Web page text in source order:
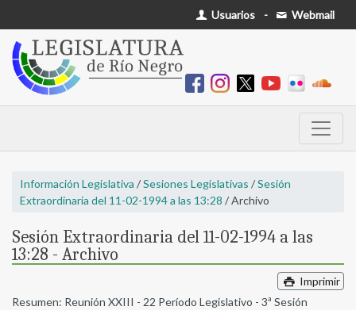
Usuarios - Webmail
Información Legislativa /Sesiones Legislativas /Sesión
Extraordinaria del 11-02-1994 a las 13:28 / Archivo
Sesión Extraordinaria del 11-02-1994 a las
13:28 - Archivo
Imprimir
Resumen: Reunión XXIII - 22 Período Legislativo - 3ª Sesión